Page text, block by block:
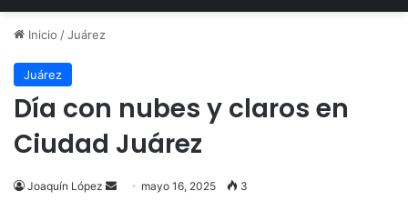
Inicio /Juárez
Juárez
Día con nubes y claros en
Ciudad Juárez
Joaquín López
Send mayo 16, 2025 3